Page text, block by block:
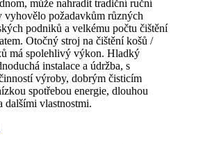
může nahradit tradiční ruční
vyhovělo požadavkům různých
podniků a velkému počtu čištění
Otočný stroj na čištění košů /
má spolehlivý výkon. Hladký
instalace a údržba, s
výroby, dobrým čisticím
spotřebou energie, dlouhou
dalšími vlastnostmi.